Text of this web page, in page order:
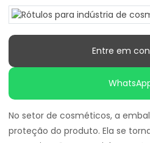
Entre em
No setor de cosméticos, a
proteção do produto. Ela se